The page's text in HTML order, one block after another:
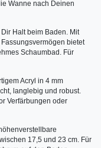
Wanne nach Deinen
Halt beim Baden. Mit
bietet
Schaumbad. Für
Acryl in 4 mm
langlebig und robust.
Verfärbungen oder
17,5 und 23 cm. Für